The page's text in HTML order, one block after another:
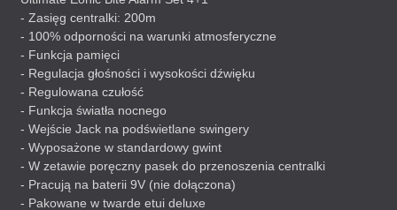
- Zasięg centralki: 200m
- 100% odporności na warunki atmosferyczne
- Funkcja pamięci
- Regulacja głośności i wysokości dźwięku
- Regulowana czułość
- Funkcja światła nocnego
- Wejście Jack na podświetlane swingery
- Wyposażone w standardowy gwint
- W zetawie poręczny pasek do przenoszenia centralki
- Pracują na baterii 9V (nie dołączona)
- Pakowane w twarde etui deluxe